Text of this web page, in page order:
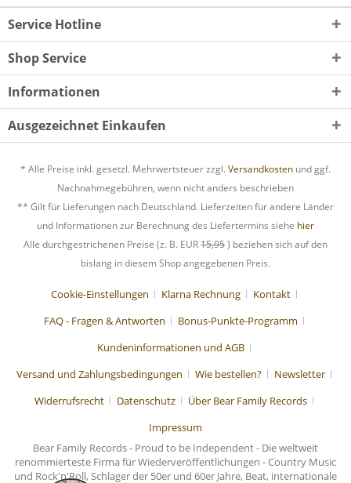
Service Hotline
Shop Service
Informationen
Ausgezeichnet Einkaufen
* Alle Preise inkl. gesetzl. Mehrwertsteuer zzgl. Versandkosten und ggf.
Nachnahmegebühren, wenn nicht anders beschrieben
** Gilt für Lieferungen nach Deutschland. Lieferzeiten für andere Länder
und Informationen zur Berechnung des Liefertermins siehe hier
Alle durchgestrichenen Preise (z. B. EUR15,95) beziehen sich auf den
bislang in diesem Shop angegebenen Preis.
Cookie-Einstellungen Klarna Rechnung
Kontakt
FAQ - Fragen & Antworten
Bonus-Punkte-Programm
Kundeninformationen und AGB
Versand und Zahlungsbedingungen
Wie bestellen?
Newsletter
Widerrufsrecht
Datenschutz
Über Bear Family Records
Impressum
Bear Family Records - Proud to be Independent - Die weltweit
renommierteste Firma für Wiederveröffentlichungen - Country Music
und Rock'n'Roll, Schlager der 50er und 60er Jahre, Beat, internationale